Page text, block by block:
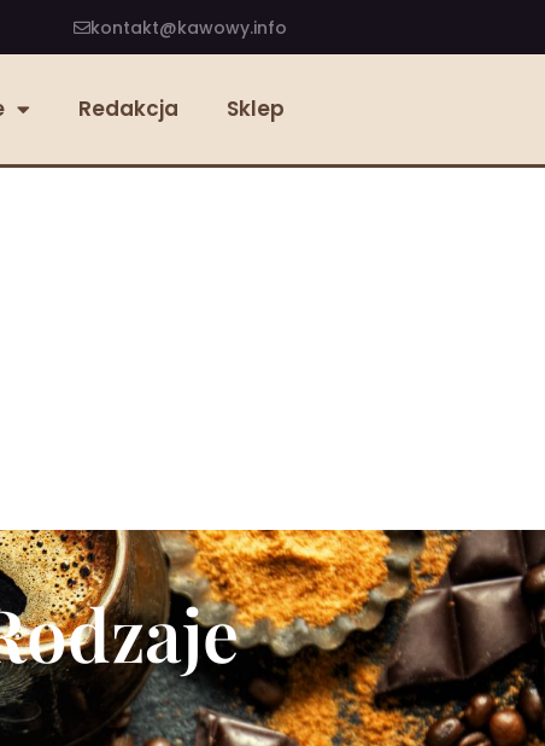
kontakt@kawowy.info
Redakcja Sklep